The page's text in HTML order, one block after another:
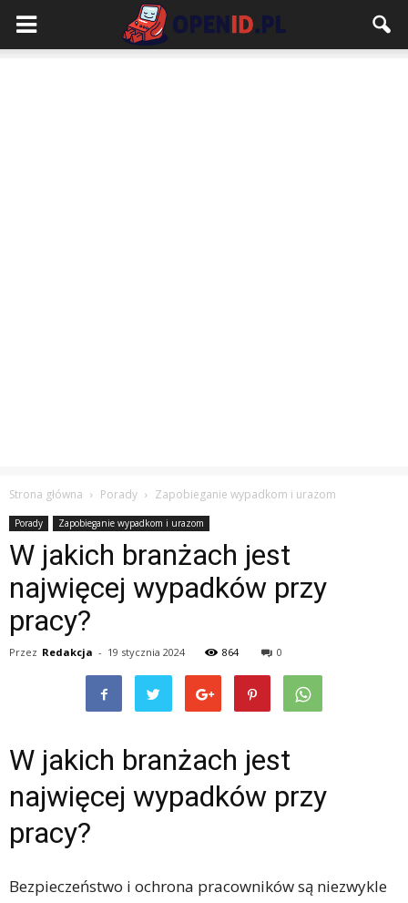
Strona główna Porady Zapobieganie wypadkom i urazom
Porady Zapobieganie wypadkom i urazom
W jakich branżach jest
najwięcej wypadków przy
pracy?
Przez Redakcja - 19 stycznia 2024 864 0
W jakich branżach jest
najwięcej wypadków przy
pracy?
Bezpieczeństwo i ochrona pracowników są niezwykle